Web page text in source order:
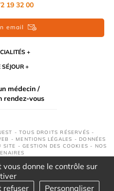
19 32 00
email
SÉJOUR
médecin /
rendez-vous
- TOUS DROITS RÉSERVÉS -
- MENTIONS LÉGALES - DONNÉES
SITE -GESTION DES COOKIES - NOS
vous donne le contrôle sur
refuser Personnaliser